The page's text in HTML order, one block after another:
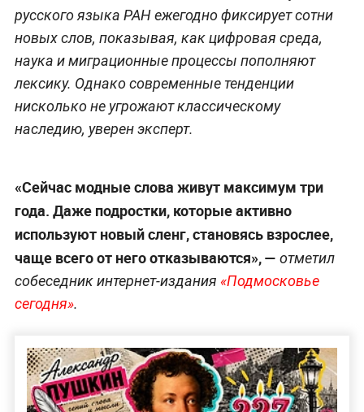
русского языка РАН ежегодно фиксирует сотни
новых слов, показывая, как цифровая среда,
наука и миграционные процессы пополняют
лексику. Однако современные тенденции
нисколько не угрожают классическому
наследию, уверен эксперт.
«Сейчас модные слова живут максимум три
года. Даже подростки, которые активно
используют новый сленг, становясь взрослее,
чаще всего от него отказываются», — отметил
собеседник интернет-издания «Подмосковье
сегодня».